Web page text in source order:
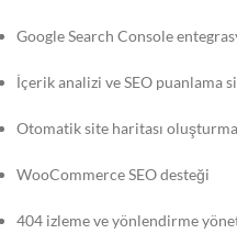
Google Search Console
İçerik analizi ve SEO puanlama
Otomatik site haritası oluşturma
WooCommerce SEO desteği
404 izleme ve yönlendirme